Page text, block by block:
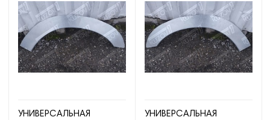
УНИВЕРСАЛЬНАЯ
УНИВЕРСАЛЬНАЯ